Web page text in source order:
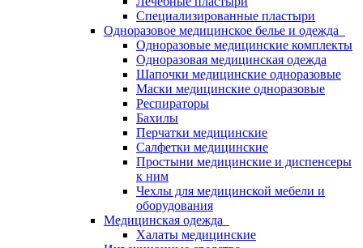
Специализированные пластыри
Одноразовое медицинское белье и одежда
Одноразовые медицинские комплекты
Одноразовая медицинская одежда
Шапочки медицинские одноразовые
Маски медицинские одноразовые
Респираторы
Бахилы
Перчатки медицинские
Салфетки медицинские
Простыни медицинские и диспенсеры
к ним
Чехлы для медицинской мебели и
оборудования
Медицинская одежда
Халаты медицинские